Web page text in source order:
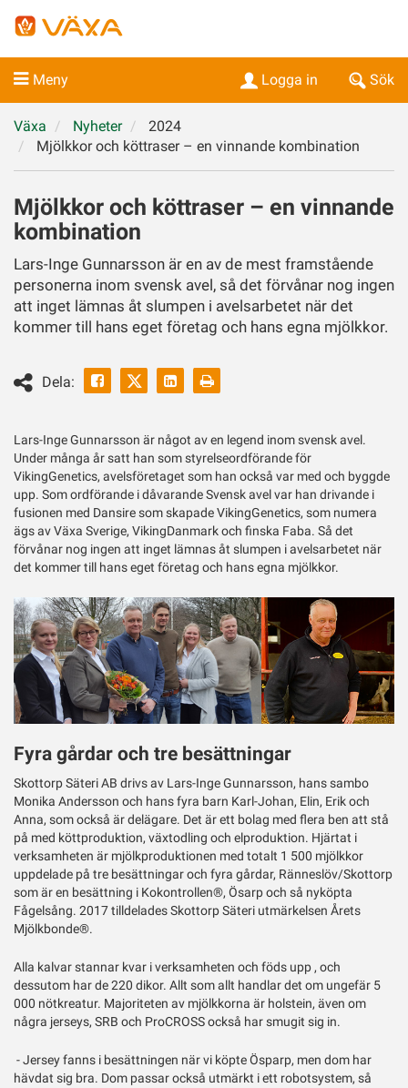
Meny Sök
Logga in
Växa Nyheter
2024
Mjölkkor och köttraser – en vinnande kombination
Mjölkkor och köttraser – en vinnande
kombination
Lars-Inge Gunnarsson är en av de mest framstående
personerna inom svensk avel, så det förvånar nog ingen
att inget lämnas åt slumpen i avelsarbetet när det
kommer till hans eget företag och hans egna mjölkkor.
Dela:
Facebook LinkedinSkriv
Lars-Inge Gunnarsson är något av en legend inom svensk avel.
Under många år satt han som styrelseordförande för
VikingGenetics, avelsföretaget som han också var med och byggde
upp. Som ordförande i dåvarande Svensk avel var han drivande i
fusionen med Dansire som skapade VikingGenetics, som numera
ägs av Växa Sverige, VikingDanmark och finska Faba. Så det
förvånar nog ingen att inget lämnas åt slumpen i avelsarbetet när
det kommer till hans eget företag och hans egna mjölkkor.
Fyra gårdar och tre besättningar
Skottorp Säteri AB drivs av Lars-Inge Gunnarsson, hans sambo
Monika Andersson och hans fyra barn Karl-Johan, Elin, Erik och
Anna, som också är delägare. Det är ett bolag med flera ben att stå
på med köttproduktion, växtodling och elproduktion. Hjärtat i
verksamheten är mjölkproduktionen med totalt 1 500 mjölkkor
uppdelade på tre besättningar och fyra gårdar, Ränneslöv/Skottorp
som är en besättning i Kokontrollen®, Ösarp och så nyköpta
Fågelsång. 2017 tilldelades Skottorp Säteri utmärkelsen Årets
Mjölkbonde®.
Alla kalvar stannar kvar i verksamheten och föds upp , och
dessutom har de 220 dikor. Allt som allt handlar det om ungefär 5
000 nötkreatur. Majoriteten av mjölkkorna är holstein, även om
några jerseys, SRB och ProCROSS också har smugit sig in.
- Jersey fanns i besättningen när vi köpte Ösparp, men dom har
hävdat sig bra. Dom passar också utmärkt i ett robotsystem, så